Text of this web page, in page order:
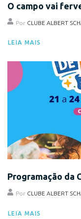
O campo vai
Por CLUBE ALBERT
LEIA MAIS
Eventos
Programação da
Por CLUBE ALBERT
LEIA MAIS